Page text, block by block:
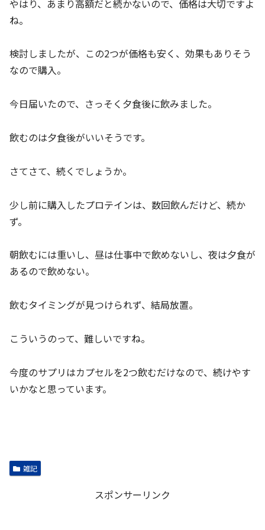
やはり、あまり高額だと続かないので、価格は大切ですよ
ね。
検討しましたが、この2つが価格も安く、効果もありそう
なので購入。
今日届いたので、さっそく夕食後に飲みました。
飲むのは夕食後がいいそうです。
さてさて、続くでしょうか。
少し前に購入したプロテインは、数回飲んだけど、続か
ず。
朝飲むには重いし、昼は仕事中で飲めないし、夜は夕食が
あるので飲めない。
飲むタイミングが見つけられず、結局放置。
こういうのって、難しいですね。
今度のサプリはカプセルを2つ飲むだけなので、続けやす
いかなと思っています。
雑記
スポンサーリンク